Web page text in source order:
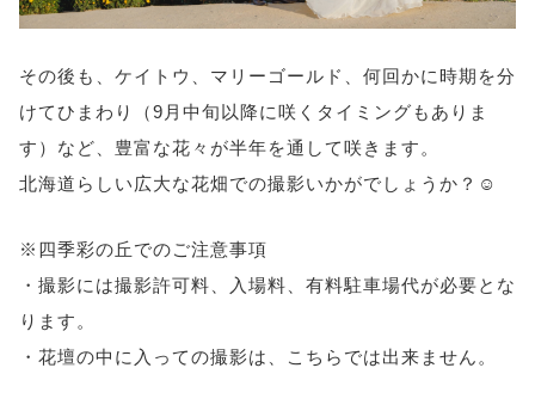
その後も、ケイトウ、マリーゴールド、何回かに時期を分
けてひまわり（9月中旬以降に咲くタイミングもありま
す）など、豊富な花々が半年を通して咲きます。
北海道らしい広大な花畑での撮影いかがでしょうか？☺️
※四季彩の丘でのご注意事項
・撮影には撮影許可料、入場料、有料駐車場代が必要とな
ります。
・花壇の中に入っての撮影は、こちらでは出来ません。